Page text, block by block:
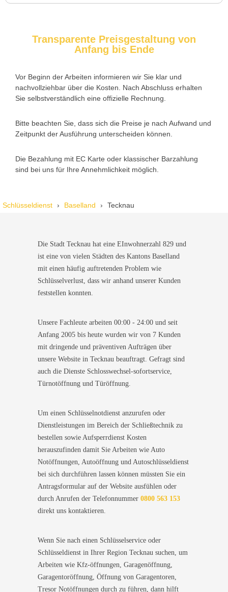
Nadine H. aus Aadorf
Wir standen mit den Kindern vor verschlossener Tür – der
Monteur war in 30 Minuten da. Schnelle Hilfe, fairer Preis und
Transparente Preisgestaltung von
Anfang bis Ende
Vor Beginn der Arbeiten informieren wir Sie klar und
nachvollziehbar über die Kosten. Nach Abschluss erhalten
Sie selbstverständlich eine offizielle Rechnung.
Bitte beachten Sie, dass sich die Preise je nach Aufwand und
Zeitpunkt der Ausführung unterscheiden können.
Die Bezahlung mit EC Karte oder klassischer Barzahlung
sind bei uns für Ihre Annehmlichkeit möglich.
Schlüsseldienst Baselland Tecknau
Die Stadt Tecknau hat eine EInwohnerzahl 829 und
ist eine von vielen Städten des Kantons Baselland
mit einen häufig auftretenden Problem wie
Schlüsselverlust, dass wir anhand unserer Kunden
feststellen konnten.
Unsere Fachleute arbeiten 00:00 - 24:00 und seit
Anfang 2005 bis heute wurden wir von 7 Kunden
mit dringende und präventiven Aufträgen über
unsere Website in Tecknau beauftragt. Gefragt sind
auch die Dienste Schlosswechsel-sofortservice,
Türnotöffnung und Türöffnung.
Um einen Schlüsselnotdienst anzurufen oder
Dienstleistungen im Bereich der Schließtechnik zu
bestellen sowie Aufsperrdienst Kosten
herauszufinden damit Sie Arbeiten wie Auto
Notöffnungen, Autoöffnung und Autoschlüsseldienst
bei sich durchführen lassen können müssten Sie ein
Antragsformular auf der Website ausfühlen oder
durch Anrufen der Telefonnummer 0800 563 153
direkt uns kontaktieren.
Wenn Sie nach einen Schlüsselservice oder
Schlüsseldienst in Ihrer Region Tecknau suchen, um
Arbeiten wie Kfz-öffnungen, Garagenöffnung,
Garagentoröffnung, Öffnung von Garagentoren,
Tresor Notöffnungen durch zu führen, dann hilft